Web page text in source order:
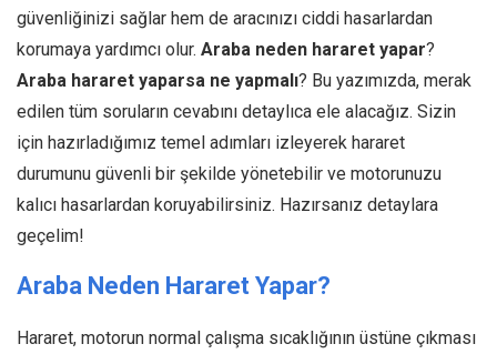
güvenliğinizi sağlar hem de aracınızı ciddi hasarlardan
korumaya yardımcı olur. Araba neden hararet yapar?
Araba hararet yaparsa ne yapmalı? Bu yazımızda, merak
edilen tüm soruların cevabını detaylıca ele alacağız. Sizin
için hazırladığımız temel adımları izleyerek hararet
durumunu güvenli bir şekilde yönetebilir ve motorunuzu
kalıcı hasarlardan koruyabilirsiniz. Hazırsanız detaylara
geçelim!
Araba Neden Hararet Yapar?
Hararet, motorun normal çalışma sıcaklığının üstüne çıkması